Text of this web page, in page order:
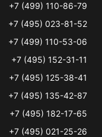
+7 (499) 110-86-79
+7 (495) 023-81-52
+7 (499) 110-53-06
+7 (495) 152-31-11
+7 (495) 125-38-41
+7 (495) 135-42-87
+7 (495) 182-17-65
+7 (495) 021-25-26